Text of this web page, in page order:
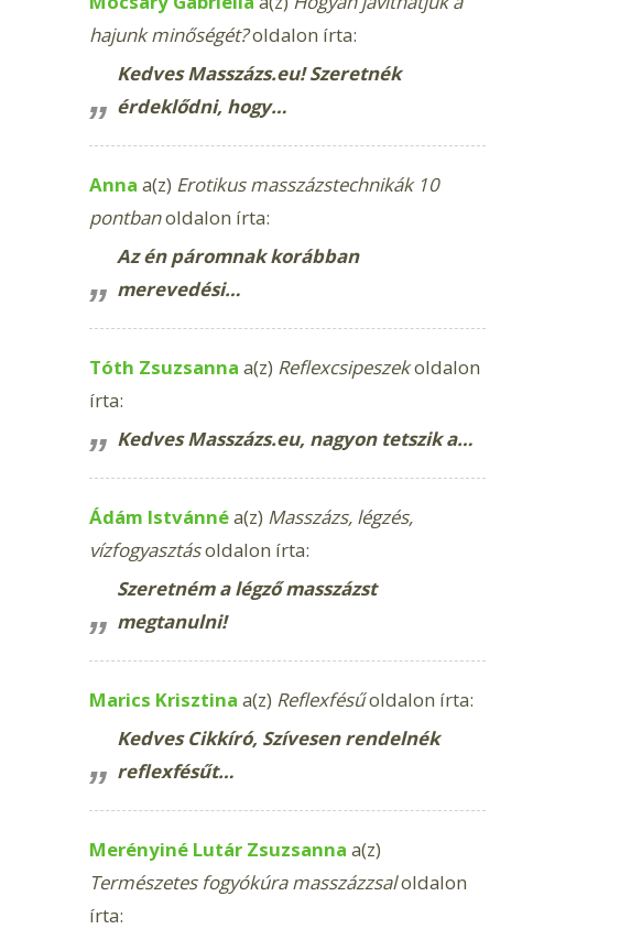
hajunk minőségét?oldalon írta:
Kedves Masszázs.eu! Szeretnék
érdeklődni, hogy…
Anna a(z) Erotikus masszázstechnikák 10
pontbanoldalon írta:
Az én páromnak korábban
merevedési…
Tóth Zsuzsanna a(z) Reflexcsipeszekoldalon
írta:
Kedves Masszázs.eu, nagyon tetszik a…
Ádám Istvánnéa(z) Masszázs, légzés,
vízfogyasztásoldalon írta:
Szeretném a légző masszázst
megtanulni!
Marics Krisztina a(z) Reflexfésűoldalon írta:
Kedves Cikkíró, Szívesen rendelnék
reflexfésűt…
Merényiné Lutár Zsuzsanna a(z)
Természetes fogyókúra masszázzsaloldalon
írta: